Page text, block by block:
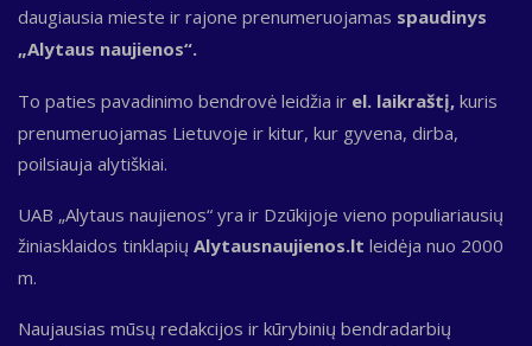
daugiausia mieste ir rajone prenumeruojamas spaudinys
„Alytaus naujienos“.
To paties pavadinimo bendrovė leidžia ir el. laikraštį, kuris
prenumeruojamas Lietuvoje ir kitur, kur gyvena, dirba,
poilsiauja alytiškiai.
UAB „Alytaus naujienos“ yra ir Dzūkijoje vieno populiariausių
žiniasklaidos tinklapių Alytausnaujienos.lt leidėja nuo 2000
m.
Naujausias mūsų redakcijos ir kūrybinių bendradarbių